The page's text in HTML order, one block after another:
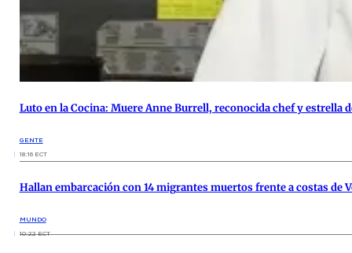
Luto en la Cocina: Muere Anne Burrell, reconocida chef y estrella
GENTE
18:16 ECT
Hallan embarcación con 14 migrantes muertos frente a costas de
MUNDO
10:22 ECT